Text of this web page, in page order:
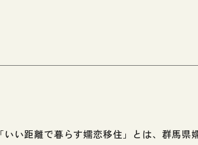
「いい距離で暮らす嬬恋移住」とは、群馬